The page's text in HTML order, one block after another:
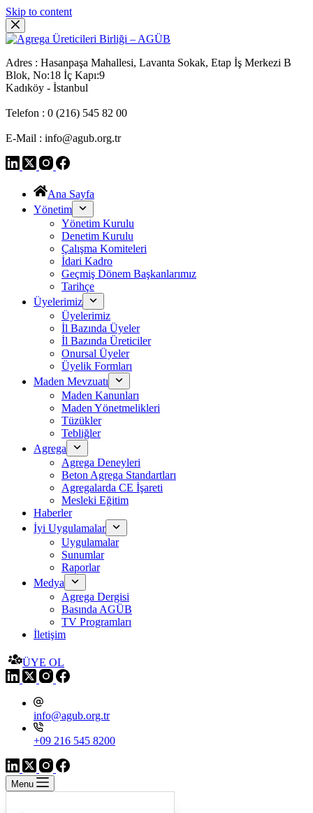
Skip to content
Adres : Hasanpaşa Mahallesi, Lavanta Sokak, Etap İş Merkezi B
Blok, No:18 İç Kapı:9
Kadıköy - İstanbul
Telefon : 0 (216) 545 82 00
E-Mail : info@agub.org.tr
Ana Sayfa
Yönetim
Yönetim Kurulu
Denetim Kurulu
Çalışma Komiteleri
İdari Kadro
Geçmiş Dönem Başkanlarımız
Tarihçe
Üyelerimiz
Üyelerimiz
İl Bazında Üyeler
İl Bazında Üreticiler
Onursal Üyeler
Üyelik Formları
Maden Mevzuatı
Maden Kanunları
Maden Yönetmelikleri
Tüzükler
Tebliğler
Agrega
Agrega Deneyleri
Beton Agrega Standartları
Agregalarda CE İşareti
Mesleki Eğitim
Haberler
İyi Uygulamalar
Uygulamalar
Sunumlar
Raporlar
Medya
Agrega Dergisi
Basında AGÜB
TV Programları
İletişim
ÜYE OL
info@agub.org.tr
+09 216 545 8200
Menu